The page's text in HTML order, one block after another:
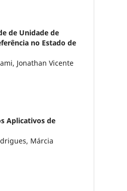
de Unidade de
no Estado de
Jonathan Vicente
Aplicativos de
Márcia